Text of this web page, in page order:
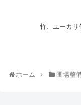
竹、ユーカリ
ホーム 圃場整